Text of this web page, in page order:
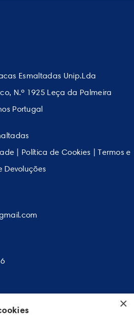
Esmaltadas Unip.Lda
N.º 1925 Leça da Palmeira
Portugal
Política de Cookies |Termos e
Devoluções
×